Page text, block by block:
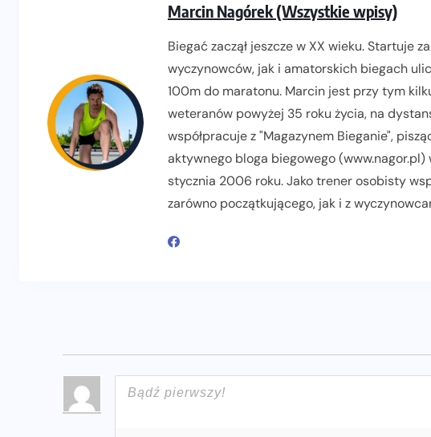
Marcin Nagórek (Wszystkie wpisy)
Biegać zaczął jeszcze w XX wieku. Startuje
wyczynowców, jak i amatorskich biegach
100m do maratonu. Marcin jest przy tym
weteranów powyżej 35 roku życia, na
współpracuje z "Magazynem Bieganie",
aktywnego bloga biegowego
stycznia 2006 roku. Jako trener osobisty
zarówno początkującego, jak i z